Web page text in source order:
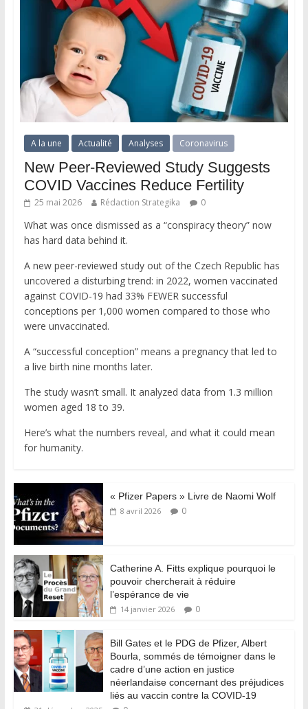
A la une Actualité Analyses Coronavirus
New Peer-Reviewed Study Suggests
COVID Vaccines Reduce Fertility
25 mai 2026 Rédaction Strategika 0
What was once dismissed as a “conspiracy theory” now
has hard data behind it.
A new peer-reviewed study out of the Czech Republic has
uncovered a disturbing trend: in 2022, women vaccinated
against COVID-19 had 33% FEWER successful
conceptions per 1,000 women compared to those who
were unvaccinated.
A “successful conception” means a pregnancy that led to
a live birth nine months later.
The study wasn’t small. It analyzed data from 1.3 million
women aged 18 to 39.
Here’s what the numbers reveal, and what it could mean
for humanity.
« Pfizer Papers » Livre de Naomi Wolf
8 avril 2026 0
Catherine A. Fitts explique pourquoi le
pouvoir chercherait à réduire
l’espérance de vie
14 janvier 2026 0
Bill Gates et le PDG de Pfizer, Albert
Bourla, sommés de témoigner dans le
cadre d’une action en justice
néerlandaise concernant des préjudices
liés au vaccin contre la COVID-19